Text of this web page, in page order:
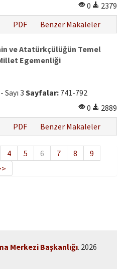
0
2379
PDF Benzer Makaleler
ve Atatürkçülüğün Temel
Egemenliği
3 Sayfalar: 741-792
0
2889
PDF Benzer Makaleler
4 5 6 7 8
9
Merkezi Başkanlığı. 2026